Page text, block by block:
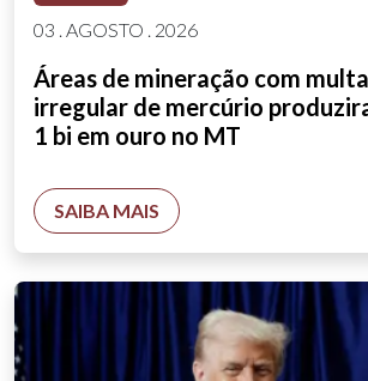
03 . AGOSTO . 2026
Áreas de mineração com
irregular de mercúrio
1 bi em ouro no MT
SAIBA MAIS